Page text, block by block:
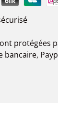
protégées
bancaire,